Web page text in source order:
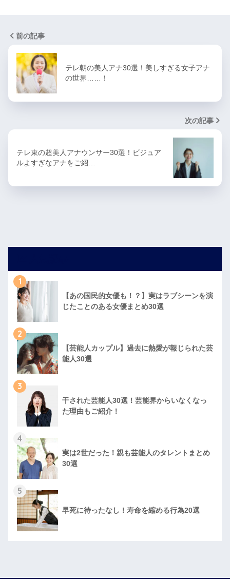
前の記事
テレ朝の美人アナ30選！美しすぎる女子アナ
の世界……！
次の記事
テレ東の超美人アナウンサー30選！ビジュア
ルよすぎなアナをご紹…
1
【あの国民的女優も！？】実はラブシーンを演
じたことのある女優まとめ30選
2
【芸能人カップル】過去に熱愛が報じられた芸
能人30選
3
干された芸能人30選！芸能界からいなくなっ
た理由もご紹介！
4
実は2世だった！親も芸能人のタレントまとめ
30選
5
早死に待ったなし！寿命を縮める行為20選